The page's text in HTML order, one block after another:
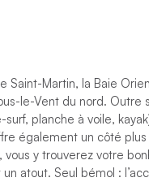
Saint-Martin, la Baie
le-Vent du nord.
planche à voile,
également un côté
y trouverez votre
atout. Seul bémol :